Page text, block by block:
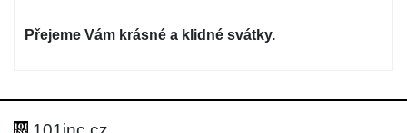
Přejeme Vám krásné a klidné svátky.